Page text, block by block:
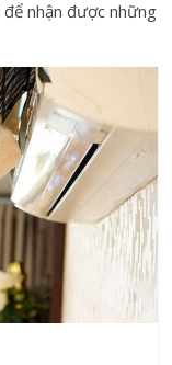
để nhận được những